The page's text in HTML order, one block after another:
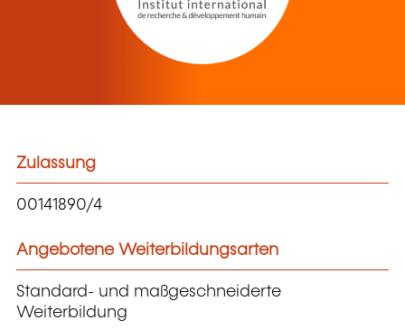
Zulassung
00141890/4
Angebotene Weiterbildungsarten
Standard- und maßgeschneiderte
Weiterbildung